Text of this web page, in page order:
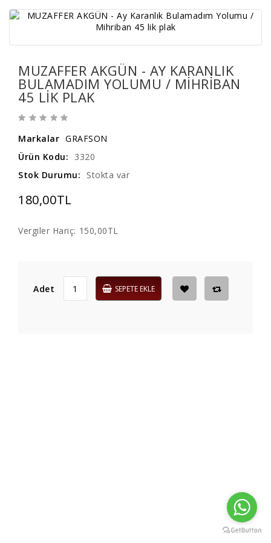
MUZAFFER AKGÜN - AY KARANLIK
BULAMADIM YOLUMU / MIHRIBAN
45 LIK PLAK
Markalar GRAFSON
Ürün Kodu:
3320
Stok Durumu:
Stokta var
180,00TL
Vergiler Hariç: 150,00TL
Adet SEPETE EKLE